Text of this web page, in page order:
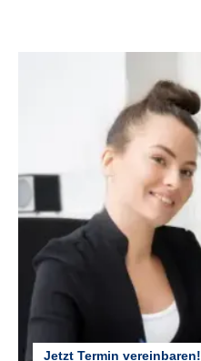
Jetzt Termin vereinbaren!